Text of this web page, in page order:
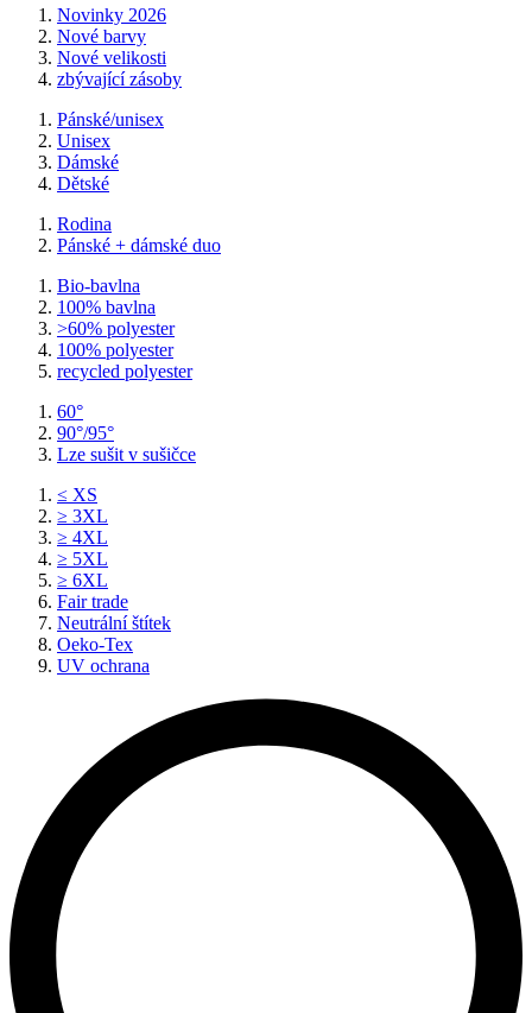
Novinky 2026
Nové barvy
Nové velikosti
zbývající zásoby
Pánské/unisex
Unisex
Dámské
Dětské
Rodina
Pánské + dámské duo
Bio-bavlna
100% bavlna
>60% polyester
100% polyester
recycled polyester
60°
90°/95°
Lze sušit v sušičce
≤ XS
≥ 3XL
≥ 4XL
≥ 5XL
≥ 6XL
Fair trade
Neutrální štítek
Oeko-Tex
UV ochrana